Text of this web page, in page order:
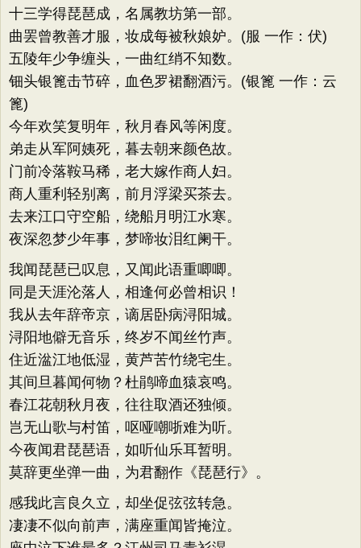
十三学得琵琶成，名属教坊第一部。
曲罢曾教善才服，妆成每被秋娘妒。(服 一作：伏)
五陵年少争缠头，一曲红绡不知数。
钿头银篦击节碎，血色罗裙翻酒污。(银篦 一作：云
篦)
今年欢笑复明年，秋月春风等闲度。
弟走从军阿姨死，暮去朝来颜色故。
门前冷落鞍马稀，老大嫁作商人妇。
商人重利轻别离，前月浮梁买茶去。
去来江口守空船，绕船月明江水寒。
夜深忽梦少年事，梦啼妆泪红阑干。
我闻琵琶已叹息，又闻此语重唧唧。
同是天涯沦落人，相逢何必曾相识！
我从去年辞帝京，谪居卧病浔阳城。
浔阳地僻无音乐，终岁不闻丝竹声。
住近湓江地低湿，黄芦苦竹绕宅生。
其间旦暮闻何物？杜鹃啼血猿哀鸣。
春江花朝秋月夜，往往取酒还独倾。
岂无山歌与村笛，呕哑嘲哳难为听。
今夜闻君琵琶语，如听仙乐耳暂明。
莫辞更坐弹一曲，为君翻作《琵琶行》。
感我此言良久立，却坐促弦弦转急。
凄凄不似向前声，满座重闻皆掩泣。